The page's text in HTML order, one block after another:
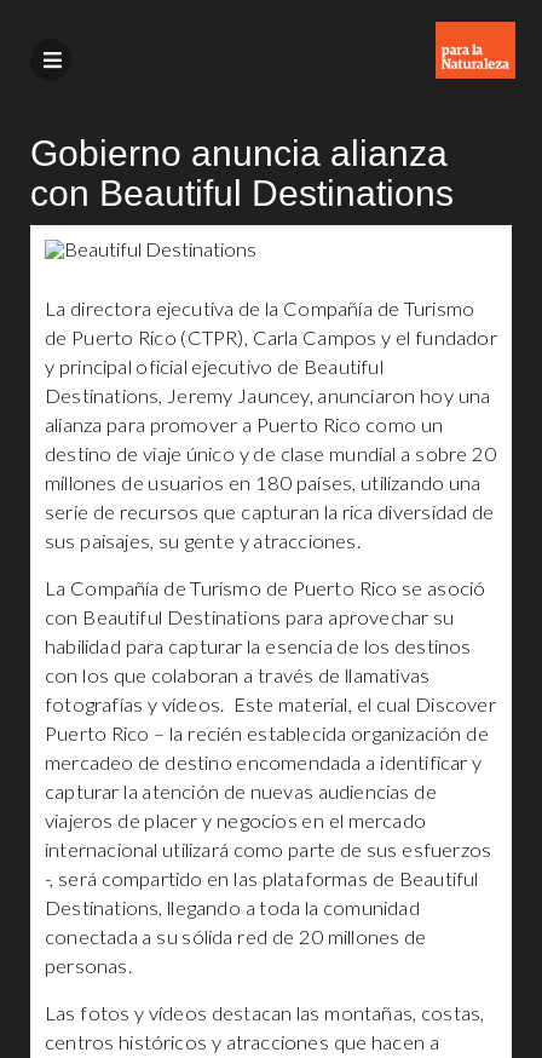
Gobierno anuncia alianza
con Beautiful Destinations
La directora ejecutiva de la Compañía de Turismo
de Puerto Rico (CTPR), Carla Campos y el fundador
y principal oficial ejecutivo de Beautiful
Destinations, Jeremy Jauncey, anunciaron hoy una
alianza para promover a Puerto Rico como un
destino de viaje único y de clase mundial a sobre 20
millones de usuarios en 180 países, utilizando una
serie de recursos que capturan la rica diversidad de
sus paisajes, su gente y atracciones.
La Compañía de Turismo de Puerto Rico se asoció
con Beautiful Destinations para aprovechar su
habilidad para capturar la esencia de los destinos
con los que colaboran a través de llamativas
fotografías y vídeos. Este material, el cual Discover
Puerto Rico – la recién establecida organización de
mercadeo de destino encomendada a identificar y
capturar la atención de nuevas audiencias de
viajeros de placer y negocios en el mercado
internacional utilizará como parte de sus esfuerzos
-, será compartido en las plataformas de Beautiful
Destinations, llegando a toda la comunidad
conectada a su sólida red de 20 millones de
personas.
Las fotos y vídeos destacan las montañas, costas,
centros históricos y atracciones que hacen a